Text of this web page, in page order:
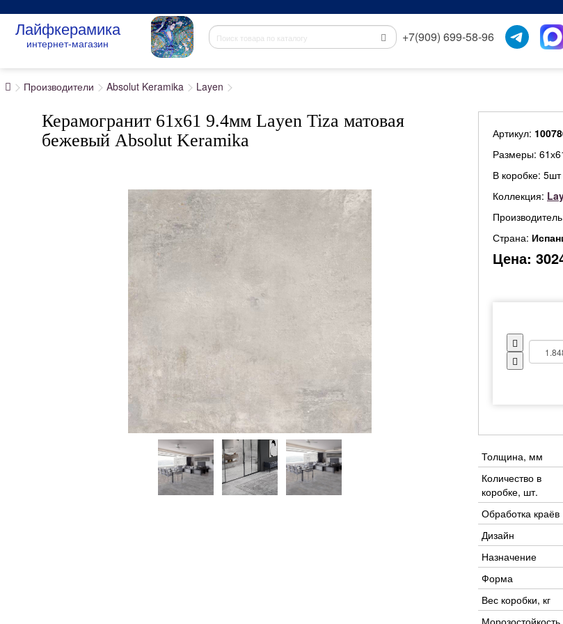
Лайфкерамика
интернет-магазин +7(909) 699-58-96
Производители Absolut Keramika Layen
Керамогранит 61x61 9.4мм Layen Tiza матовая
бежевый Absolut Keramika
Артикул:
Размеры:
В коробке:
Коллекция:
Страна:
Цена:
Толщина, мм
Количество в
коробке, шт.
Обработка краёв
Дизайн
Назначение
Форма
Вес коробки, кг
Морозостойкость